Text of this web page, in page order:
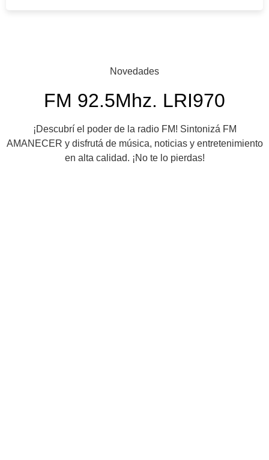
Novedades
FM 92.5Mhz. LRI970
¡Descubrí el poder de la radio FM! Sintonizá FM
AMANECER y disfrutá de música, noticias y entretenimiento
en alta calidad. ¡No te lo pierdas!